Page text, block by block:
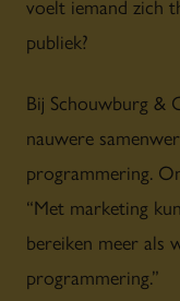
voelt iemand zich
publiek?
Bij Schouwburg &
nauwere
programmering.
“Met marketing
bereiken meer als
programmering.”